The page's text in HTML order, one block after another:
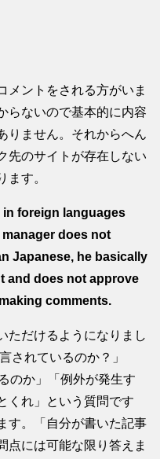
メントをされる方がいま
らないので基本的に内容
りません。それからへん
先のサイトが存在しない
ます。
in foreign languages
does not
Japanese, he basically
and does not approve
comments.
ただけるようになりまし
されているのか？」
のか」「例外が発生す
くれ」という質問です
す。「自分が書いた記事
点には可能な限り答えま